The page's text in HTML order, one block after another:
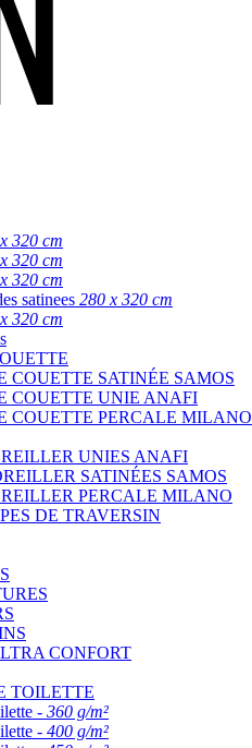
320 cm
320 cm
320 cm
satinees 280 x 320 cm
320 cm
COUETTE SATINÉE SAMOS
COUETTE UNIE ANAFI
COUETTE PERCALE MILANO
UNIES ANAFI
SATINÉES SAMOS
PERCALE MILANO
DE TRAVERSIN
CONFORT
TOILETTE
- 360 g/m²
- 400 g/m²